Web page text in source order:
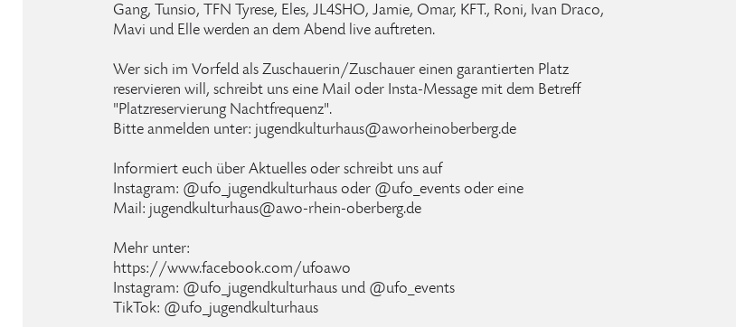
Gang, Tunsio, TFN Tyrese, Eles, JL4SHO, Jamie, Omar, KFT., Roni, Ivan Draco,
Mavi und Elle werden an dem Abend live auftreten.
Wer sich im Vorfeld als Zuschauerin/Zuschauer einen garantierten Platz
reservieren will, schreibt uns eine Mail oder Insta-Message mit dem Betreff
"Platzreservierung Nachtfrequenz".
Bitte anmelden unter: jugendkulturhaus@aworheinoberberg.de
Informiert euch über Aktuelles oder schreibt uns auf
Instagram: @ufo_jugendkulturhaus oder @ufo_events oder eine
Mail: jugendkulturhaus@awo-rhein-oberberg.de
Mehr unter:
https://www.facebook.com/ufoawo
Instagram: @ufo_jugendkulturhaus und @ufo_events
TikTok: @ufo_jugendkulturhaus